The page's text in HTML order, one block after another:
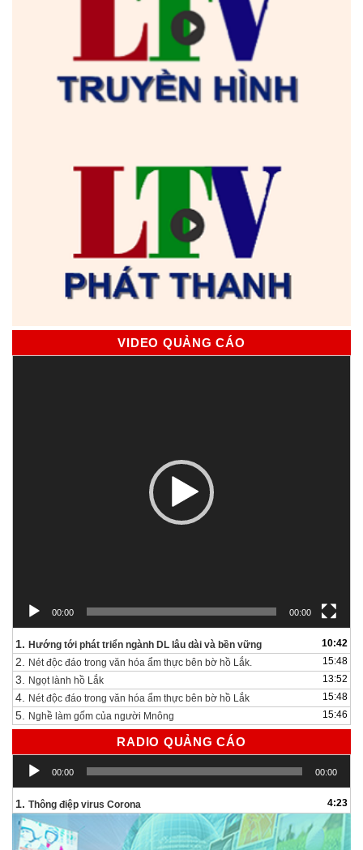
VIDEO QUẢNG CÁO
00:00 00:00
1. Hướng tới phát triển ngành DL lâu dài và bền vững 10:42
2. Nét độc đáo trong văn hóa ẩm thực bên bờ hồ Lắk. 15:48
3. Ngọt lành hồ Lắk 13:52
4. Nét độc đáo trong văn hóa ẩm thực bên bờ hồ Lắk 15:48
5. Nghề làm gốm của người Mnông 15:46
RADIO QUẢNG CÁO
Trình
chơi
00:00 00:00
1. Thông điệp virus Corona 4:23